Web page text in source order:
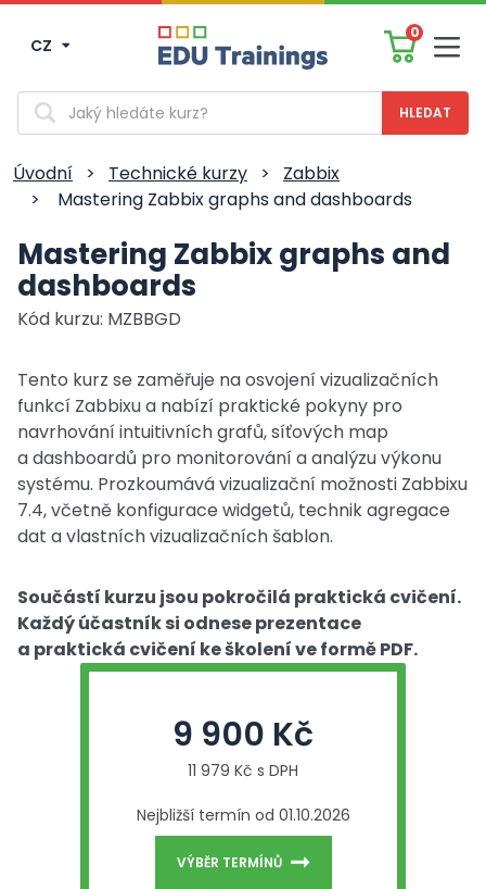
CZ
0
Vyhledávání
Úvodní > Technické kurzy >
Zabbix
>
Mastering Zabbix graphs and dashboards
Mastering Zabbix graphs and
dashboards
Kód kurzu: MZBBGD
Tento kurz se zaměřuje na osvojení vizualizačních
funkcí Zabbixu a nabízí praktické pokyny pro
navrhování intuitivních grafů, síťových map
a dashboardů pro monitorování a analýzu výkonu
systému. Prozkoumává vizualizační možnosti Zabbixu
7.4, včetně konfigurace widgetů, technik agregace
dat a vlastních vizualizačních šablon.
Součástí kurzu jsou pokročilá praktická cvičení.
Každý účastník si odnese prezentace
a praktická cvičení ke školení ve formě PDF.
9 900 Kč
11 979 Kč s DPH
Nejbližší termín od 01.10.2026
VÝBĚR TERMÍNŮ